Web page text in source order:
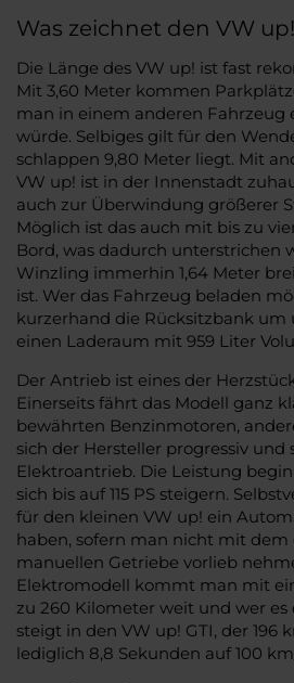
Was zeichnet den VW
Die Länge des VW up! ist fast
Mit 3,60 Meter kommen
man in einem anderen Fahrzeug
würde. Selbiges gilt für den
schlappen 9,80 Meter liegt. Mit
VW up! ist in der Innenstadt
auch zur Überwindung größerer
Möglich ist das auch mit bis zu
Bord, was dadurch unterstrichen
Winzling immerhin 1,64 Meter
ist. Wer das Fahrzeug beladen
kurzerhand die Rücksitzbank um
einen Laderaum mit 959 Liter
Der Antrieb ist eines der
Einerseits fährt das Modell ganz
bewährten Benzinmotoren,
sich der Hersteller progressiv und
Elektroantrieb. Die Leistung
sich bis auf 115 PS steigern.
für den kleinen VW up! ein
haben, sofern man nicht mit
manuellen Getriebe vorlieb
Elektromodell kommt man mit
zu 260 Kilometer weit und wer
steigt in den VW up! GTI, der 196
lediglich 8,8 Sekunden auf 100